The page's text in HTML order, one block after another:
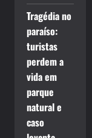
Tragédia no
paraíso:
turistas
perdem a
vida em
parque
natural e
caso